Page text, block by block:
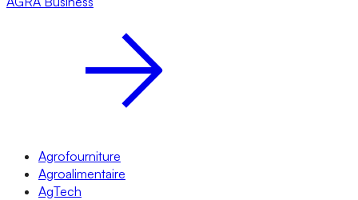
Agrofourniture
Agroalimentaire
AgTech